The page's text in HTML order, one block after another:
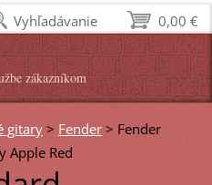
zákazníkom
gitary> Fender > Fender
Apple Red
0,00 €
Vyhľadávanie